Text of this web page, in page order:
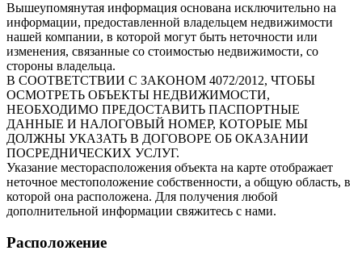
Вышеупомянутая информация основана исключительно на
информации, предоставленной владельцем недвижимости
нашей компании, в которой могут быть неточности или
изменения, связанные со стоимостью недвижимости, со
стороны владельца.
В СООТВЕТСТВИИ С ЗАКОНОМ 4072/2012, ЧТОБЫ
ОСМОТРЕТЬ ОБЪЕКТЫ НЕДВИЖИМОСТИ,
НЕОБХОДИМО ПРЕДОСТАВИТЬ ПАСПОРТНЫЕ
ДАННЫЕ И НАЛОГОВЫЙ НОМЕР, КОТОРЫЕ МЫ
ДОЛЖНЫ УКАЗАТЬ В ДОГОВОРЕ ОБ ОКАЗАНИИ
ПОСРЕДНИЧЕСКИХ УСЛУГ.
Указание месторасположения объекта на карте отображает
неточное местоположение собственности, а общую область, в
которой она расположена. Для получения любой
дополнительной информации свяжитесь с нами.
Расположение